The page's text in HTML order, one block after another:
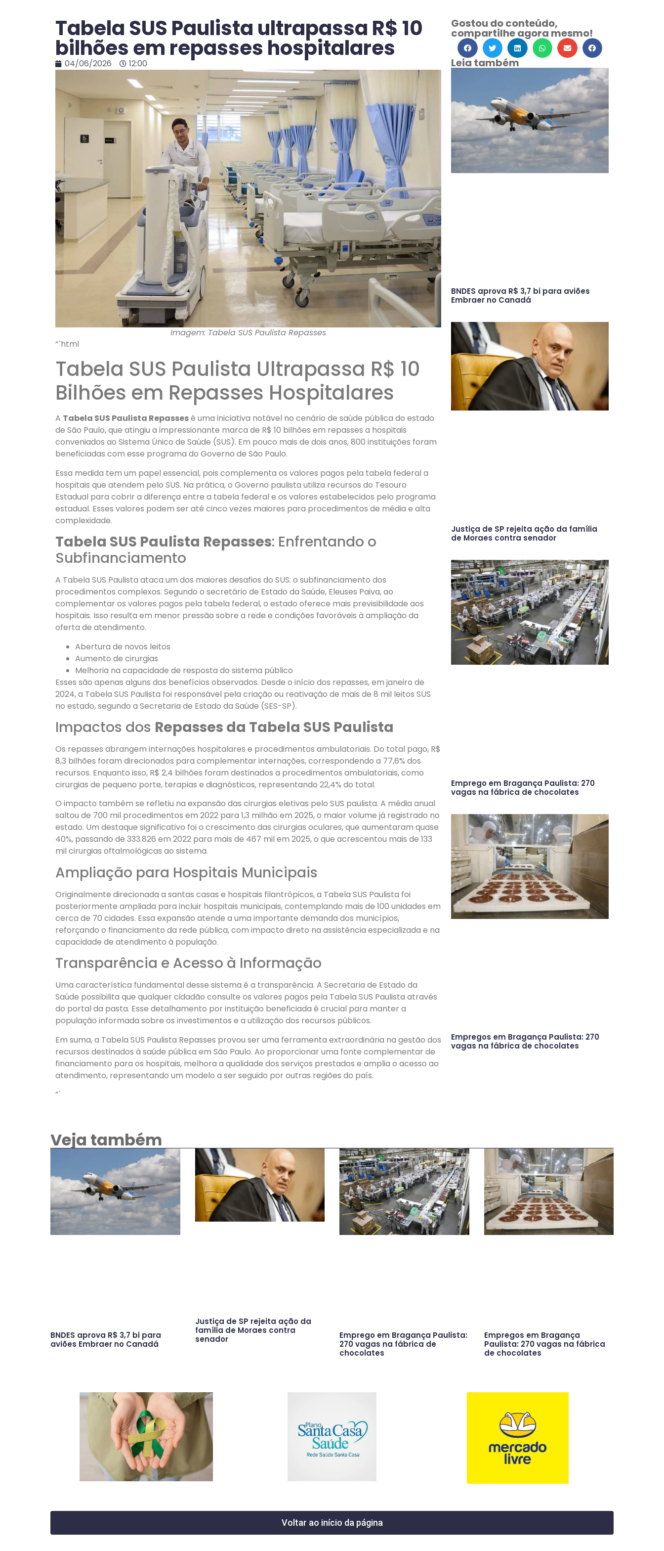
Tabela SUS Paulista ultrapassa R$ 10
bilhões em repasses hospitalares
04/06/2026 12:00
Imagem: Tabela SUS Paulista Repasses
“`html
Tabela SUS Paulista Ultrapassa R$ 10
Bilhões em Repasses Hospitalares
A Tabela SUS Paulista Repassesé uma iniciativa notável no cenário de saúde pública do estado
de São Paulo, que atingiu a impressionante marca de R$ 10 bilhões em repasses a hospitais
conveniados ao Sistema Único de Saúde (SUS). Em pouco mais de dois anos, 800 instituições foram
beneficiadas com esse programa do Governo de São Paulo.
Essa medida tem um papel essencial, pois complementa os valores pagos pela tabela federal a
hospitais que atendem pelo SUS. Na prática, o Governo paulista utiliza recursos do Tesouro
Estadual para cobrir a diferença entre a tabela federal e os valores estabelecidos pelo programa
estadual. Esses valores podem ser até cinco vezes maiores para procedimentos de média e alta
complexidade.
Tabela SUS Paulista Repasses: Enfrentando o
Subfinanciamento
A Tabela SUS Paulista ataca um dos maiores desafios do SUS: o subfinanciamento dos
procedimentos complexos. Segundo o secretário de Estado da Saúde, Eleuses Paiva, ao
complementar os valores pagos pela tabela federal, o estado oferece mais previsibilidade aos
hospitais. Isso resulta em menor pressão sobre a rede e condições favoráveis à ampliação da
oferta de atendimento.
Abertura de novos leitos
Aumento de cirurgias
Melhoria na capacidade de resposta do sistema público
Esses são apenas alguns dos benefícios observados. Desde o início dos repasses, em janeiro de
2024, a Tabela SUS Paulista foi responsável pela criação ou reativação de mais de 8 mil leitos SUS
no estado, segundo a Secretaria de Estado da Saúde (SES-SP).
Impactos dos Repasses da Tabela SUS Paulista
Os repasses abrangem internações hospitalares e procedimentos ambulatoriais. Do total pago, R$
8,3 bilhões foram direcionados para complementar internações, correspondendo a 77,6% dos
recursos. Enquanto isso, R$ 2,4 bilhões foram destinados a procedimentos ambulatoriais, como
cirurgias de pequeno porte, terapias e diagnósticos, representando 22,4% do total.
O impacto também se refletiu na expansão das cirurgias eletivas pelo SUS paulista. A média anual
saltou de 700 mil procedimentos em 2022 para 1,3 milhão em 2025, o maior volume já registrado no
estado. Um destaque significativo foi o crescimento das cirurgias oculares, que aumentaram quase
40%, passando de 333.826 em 2022 para mais de 467 mil em 2025, o que acrescentou mais de 133
mil cirurgias oftalmológicas ao sistema.
Ampliação para Hospitais Municipais
Originalmente direcionada a santas casas e hospitais filantrópicos, a Tabela SUS Paulista foi
posteriormente ampliada para incluir hospitais municipais, contemplando mais de 100 unidades em
cerca de 70 cidades. Essa expansão atende a uma importante demanda dos municípios,
reforçando o financiamento da rede pública, com impacto direto na assistência especializada e na
capacidade de atendimento à população.
Transparência e Acesso à Informação
Uma característica fundamental desse sistema é a transparência. A Secretaria de Estado da
Saúde possibilita que qualquer cidadão consulte os valores pagos pela Tabela SUS Paulista através
do portal da pasta. Esse detalhamento por instituição beneficiada é crucial para manter a
população informada sobre os investimentos e a utilização dos recursos públicos.
Em suma, a Tabela SUS Paulista Repasses provou ser uma ferramenta extraordinária na gestão dos
recursos destinados à saúde pública em São Paulo. Ao proporcionar uma fonte complementar de
financiamento para os hospitais, melhora a qualidade dos serviços prestados e amplia o acesso ao
atendimento, representando um modelo a ser seguido por outras regiões do país.
“`
Gostou do conteúdo,
compartilhe agora mesmo!
Leia também
BNDES aprova R$ 3,7 bi para aviões
Embraer no Canadá
Justiça de SP rejeita ação da família
de Moraes contra senador
Emprego em Bragança Paulista: 270
vagas na fábrica de chocolates
Empregos em Bragança Paulista: 270
vagas na fábrica de chocolates
Veja também
BNDES aprova R$ 3,7 bi para
aviões Embraer no Canadá
Justiça de SP rejeita ação da
família de Moraes contra
senador
Emprego em Bragança Paulista:
270 vagas na fábrica de
chocolates
Empregos em Bragança
Paulista: 270 vagas na fábrica
de chocolates
Voltar ao início da página